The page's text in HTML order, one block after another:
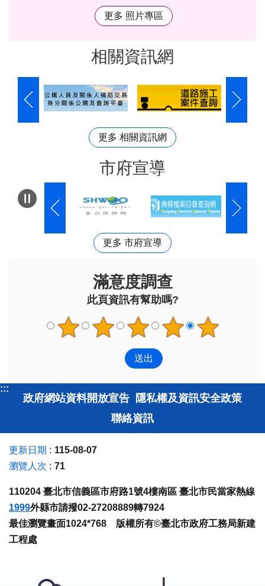
更多 照片專區
相關資訊網
更多 相關資訊網
市府宣導
更多 市府宣導
滿意度調查
此頁資訊有幫助嗎?
:::
政府網站資料開放宣告 隱私權及資訊安全政策
聯絡資訊
更新日期
115-08-07
瀏覽人次
71
110204 臺北市信義區市府路1號4樓南區 臺北市民當家熱線
1999外縣市請撥02-27208889轉7924
最佳瀏覽畫面1024*768 版權所有©臺北市政府工務局新建
工程處